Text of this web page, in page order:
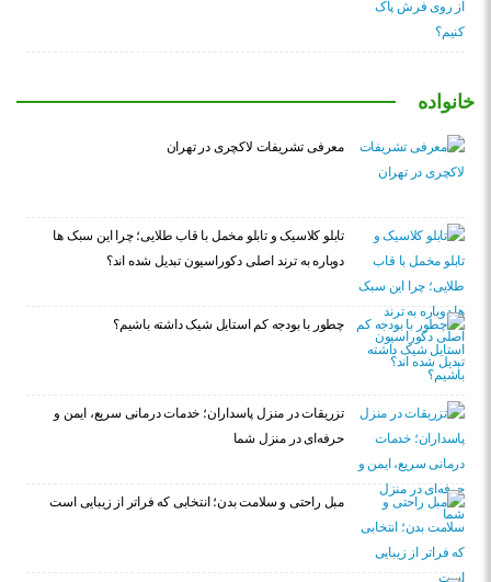
خانواده
معرفی تشریفات لاکچری در تهران
تابلو کلاسیک و تابلو مخمل با قاب طلایی؛ چرا این سبک ها
دوباره به ترند اصلی دکوراسیون تبدیل شده اند؟
چطور با بودجه کم استایل شیک داشته باشیم؟
تزریقات در منزل پاسداران؛ خدمات درمانی سریع، ایمن و
حرفه‌ای در منزل شما
مبل راحتی و سلامت بدن؛ انتخابی که فراتر از زیبایی است